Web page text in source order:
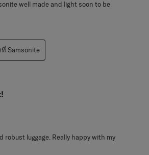
well made and light soon to be
Samsonite
robust luggage. Really happy with my